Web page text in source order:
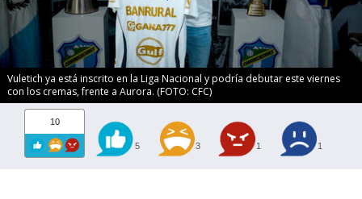
Vuletich ya está inscrito en la Liga Nacional y podría debutar este viernes
con los cremas, frente a Aurora. (FOTO: CFC)
10
5 3 1 1